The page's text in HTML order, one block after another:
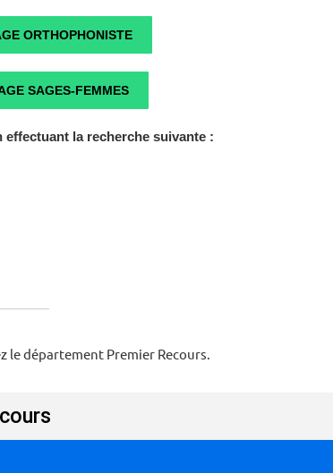
ORTHOPHONISTE
SAGES-FEMMES
la recherche suivante :
le département Premier Recours.